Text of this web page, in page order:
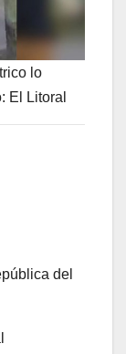
lo
El Litoral
del